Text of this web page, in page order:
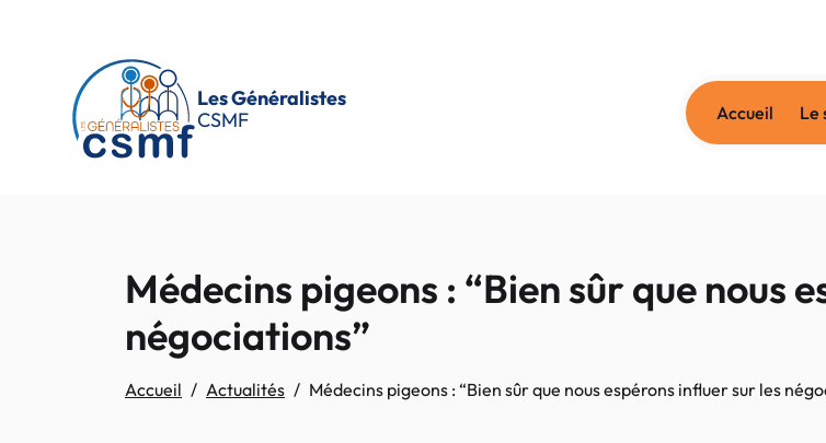
Les Généralistes
CSMF
Accueil Le
Médecins pigeons : “Bien sûr que nous
négociations”
Accueil Actualités Médecins pigeons : “Bien sûr que nous espérons influer sur les